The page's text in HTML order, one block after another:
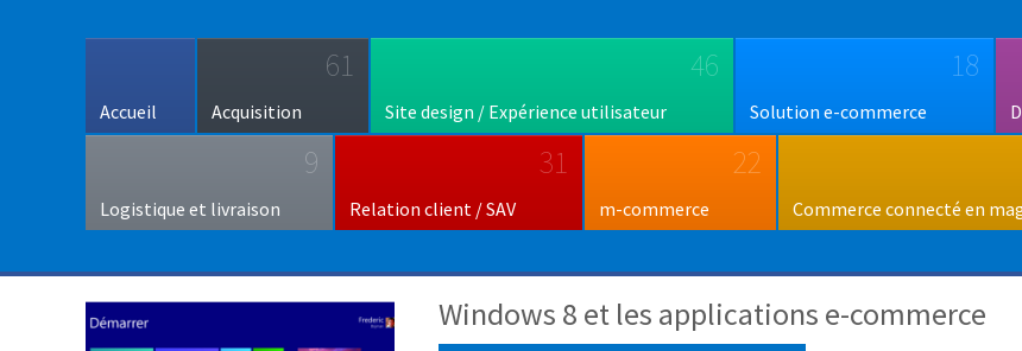
Accueil
61
Acquisition
46
Site design / Expérience utilisateur
18
Solution e-commerce
9
Logistique et livraison
31
Relation client / SAV
22
m-commerce Commerce connecté en
Windows 8 et les applications e-commerce